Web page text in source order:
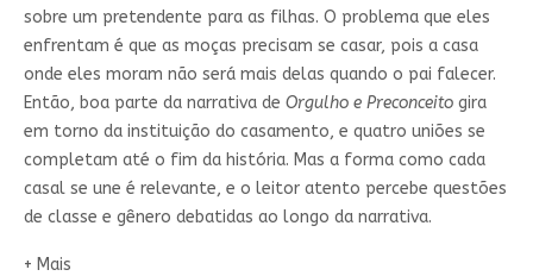
sobre um pretendente para as filhas. O problema que eles
enfrentam é que as moças precisam se casar, pois a casa
onde eles moram não será mais delas quando o pai falecer.
Então, boa parte da narrativa de Orgulho e Preconceitogira
em torno da instituição do casamento, e quatro uniões se
completam até o fim da história. Mas a forma como cada
casal se une é relevante, e o leitor atento percebe questões
de classe e gênero debatidas ao longo da narrativa.
+ Mais